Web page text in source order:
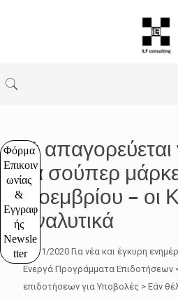
Φόρμα
Επικοιν
ωνίας
&
Εγγραφ
ής
Newsle
tter
Τι
τα σούπερ
Νοεμβρίου – οι
αναλυτικά
10/11/2020 Για νέα και έγκυρη
Ενεργά Προγράμματα Επιδοτήσεων
επιδοτήσεων για Υποβολές > Εάν